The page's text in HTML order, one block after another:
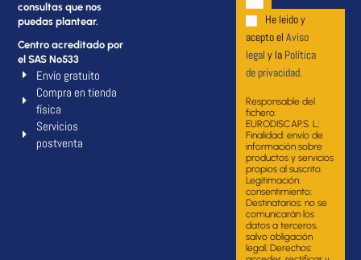
consultas que nos
puedas plantear.
Centro acreditado por
el SAS Nº533
Envío gratuito
Compra en tienda
física
Servicios
postventa
He leido y
acepto el Aviso
legal y la Política
de privacidad.
Responsable del
fichero:
EURODISCAP.S. L;
Finalidad: envío de
información sobre
productos y servicios
propios al suscrito.
Legitimación:
consentimiento;
Destinatarios: no se
comunicarán los
datos a terceros,
salvo obligación
legal; Derechos: